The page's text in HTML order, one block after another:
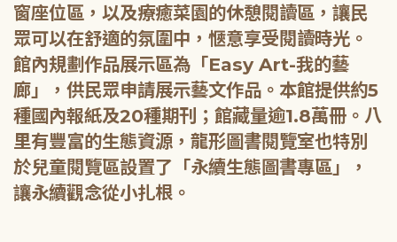
窗座位區，以及療癒菜園的休憩閱讀區，讓民
眾可以在舒適的氛圍中，愜意享受閱讀時光。
館內規劃作品展示區為「Easy Art-我的藝
廊」，供民眾申請展示藝文作品。本館提供約5
種國內報紙及20種期刊；館藏量逾1.8萬冊。八
里有豐富的生態資源，龍形圖書閱覽室也特別
於兒童閱覽區設置了「永續生態圖書專區」，